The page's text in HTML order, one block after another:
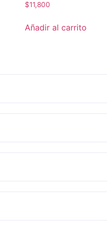
$11,800
Añadir al carrito